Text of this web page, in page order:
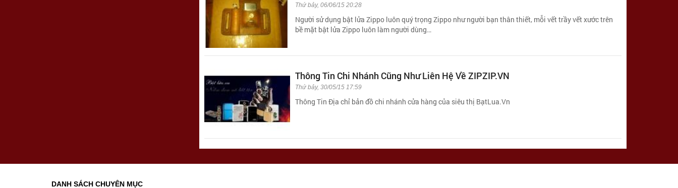
Thứ bảy, 06/06/15 20:28
Người sử dụng bật lửa Zippo luôn quý trọng Zippo như người bạn thân thiết, mỗi vết trầy vết xước trên
bề mặt bật lửa Zippo luôn làm người dùng…
Thông Tin Chi Nhánh Cũng Như Liên Hệ Về ZIPZIP.VN
Thứ bảy, 30/05/15 17:59
Thông Tin Địa chỉ bản đồ chi nhánh cửa hàng của siêu thị BạtLua.Vn
DANH SÁCH CHUYÊN MỤC